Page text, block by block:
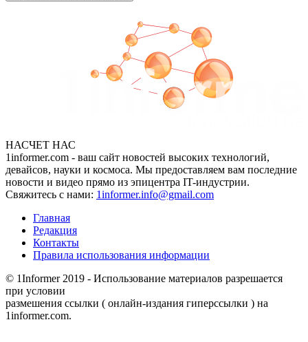
НАСЧЕТ НАС
1informer.com - ваш сайт новостей высоких технологий,
девайсов, науки и космоса. Мы предоставляем вам последние
новости и видео прямо из эпицентра IT-индустрии.
Свяжитесь с нами: 1informer.info@gmail.com
Главная
Редакция
Контакты
Правила использования информации
© 1Informer 2019 - Использование материалов разрешается
при условии
размешения ссылки ( онлайн-издания гиперссылки ) на
1informer.com.